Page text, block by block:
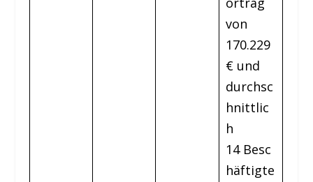
von
170.229
€ und
durchsc
hnittlic
h
14 Besc
häftigte